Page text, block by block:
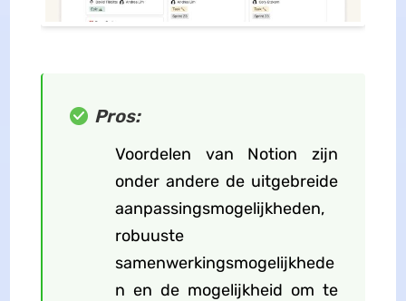
Pros:
Voordelen van Notion zijn
onder andere de uitgebreide
aanpassingsmogelijkheden,
robuuste
samenwerkingsmogelijkhede
n en de mogelijkheid om te